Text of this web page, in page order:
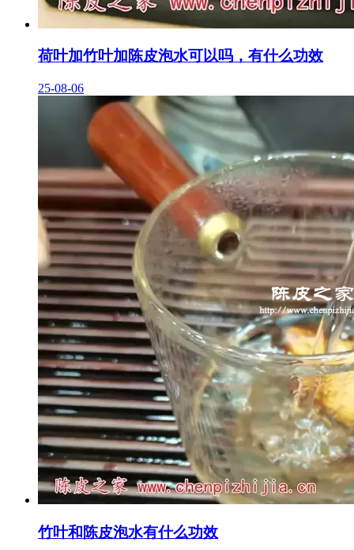
荷叶加竹叶加陈皮泡水可以吗，有什么功效
25-08-06
竹叶和陈皮泡水有什么功效